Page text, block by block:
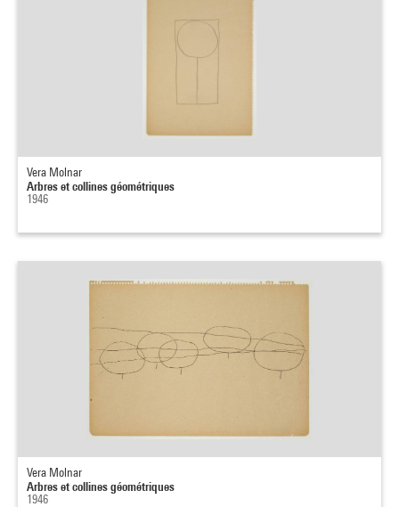
Vera Molnar
Arbres et collines géométriques
1946
Vera Molnar
Arbres et collines géométriques
1946